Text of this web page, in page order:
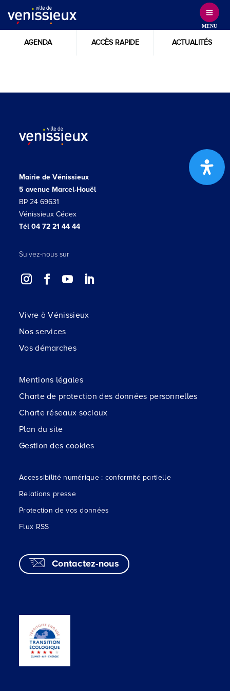
Content
MENU
AGENDA ACCÈS RAPIDE ACTUALITÉS
Mairie de Vénissieux
5 avenue Marcel-Houël
BP 24 69631
Vénissieux Cédex
Tél 04 72 21 44 44
Suivez-nous sur
Vivre à Vénissieux
Nos services
Vos démarches
Mentions légales
Charte de protection des données personnelles
Charte réseaux sociaux
Plan du site
Gestion des cookies
Accessibilité numérique : conformité partielle
Relations presse
Protection de vos données
Flux RSS
Contactez-nous